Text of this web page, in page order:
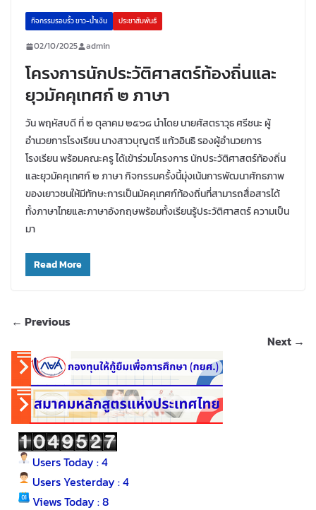
กิจกรรมรอบรั้ว ขาว-น้ำเงิน ประชาสัมพันธ์
02/10/2025 admin
โครงการนักประวัติศาสตร์ท้องถิ่นและ
ยุวมัคคุเทศก์ ๒ ภาษา
วัน พฤหัสบดี ที่ ๒ ตุลาคม ๒๕๖๘ นำโดย นายศัสตราวุธ ศรีชนะ ผู้
อำนวยการโรงเรียน นางสาวบุญตรี แก้วอินธิ รองผู้อำนวยการ
โรงเรียน พร้อมคณะครู ได้เข้าร่วมโครงการ นักประวัติศาสตร์ท้องถิ่น
และยุวมัคคุเทศก์ ๒ ภาษา กิจกรรมครั้งนี้มุ่งเน้นการพัฒนาศักธภาพ
ของเยาวชนให้มีทักษะการเป็นมัคคุเทศก์ท้องถิ่นที่สามารถสื่อสารได้
ทั้งภาษาไทยและภาษาอังกฤษพร้อมทั้งเรียนรู้ประวัติศาสตร์ ความเป็น
มา
Read More
← Previous
Next →
Users Today : 4
Users Yesterday : 4
Views Today : 8